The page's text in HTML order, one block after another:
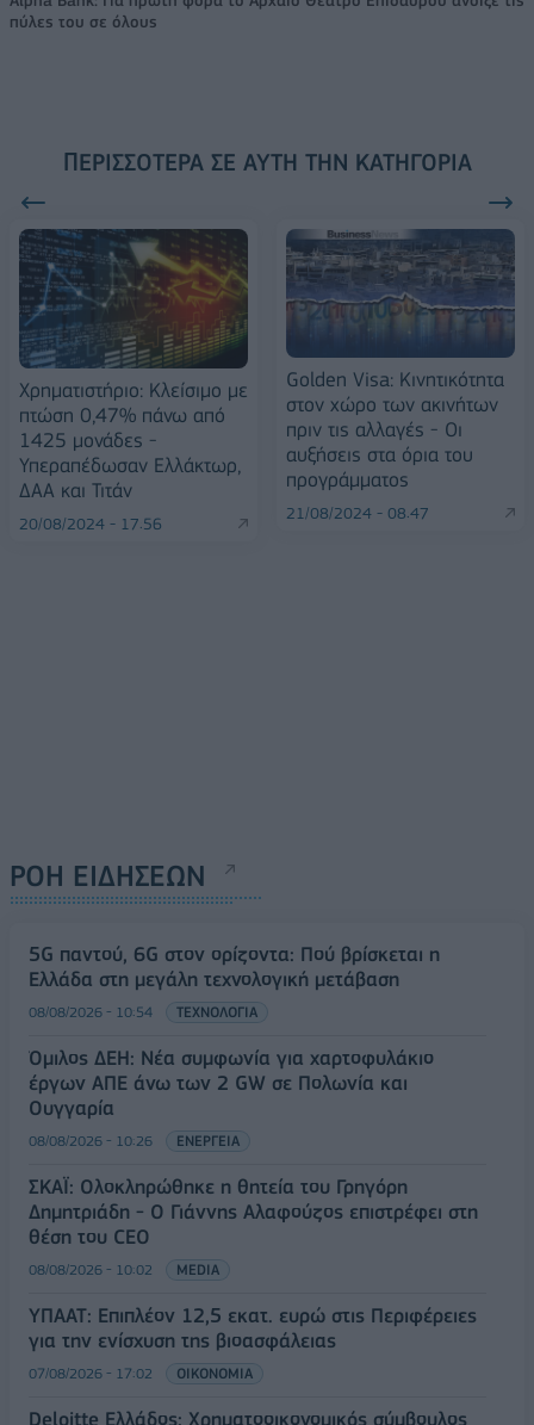
πύλες του σε όλους
ΠΕΡΙΣΣΌΤΕΡΑ ΣΕ ΑΥΤΉ ΤΗΝ ΚΑΤΗΓΟΡΊΑ
Χρηματιστήριο: Κλείσιμο με
πτώση 0,47% πάνω από
1425 μονάδες -
Υπεραπέδωσαν Ελλάκτωρ,
ΔΑΑ και Τιτάν
20/08/2024 - 17:56
Golden Visa: Κινητικότητα
στον χώρο των ακινήτων
πριν τις αλλαγές - Οι
αυξήσεις στα όρια του
προγράμματος
21/08/2024 - 08:47
ΡΟΗ ΕΙΔΗΣΕΩΝ
5G παντού, 6G στον ορίζοντα: Πού βρίσκεται η
Ελλάδα στη μεγάλη τεχνολογική μετάβαση
08/08/2026 - 10:54 ΤΕΧΝΟΛΟΓΙΑ
Όμιλος ΔΕΗ: Νέα συμφωνία για χαρτοφυλάκιο
έργων ΑΠΕ άνω των 2 GW σε Πολωνία και
Ουγγαρία
08/08/2026 - 10:26 ΕΝΕΡΓΕΙΑ
ΣΚΑΪ: Ολοκληρώθηκε η θητεία του Γρηγόρη
Δημητριάδη - Ο Γιάννης Αλαφούζος επιστρέφει στη
θέση του CEO
08/08/2026 - 10:02 MEDIA
ΥΠΑΑΤ: Επιπλέον 12,5 εκατ. ευρώ στις Περιφέρειες
για την ενίσχυση της βιοασφάλειας
07/08/2026 - 17:02 ΟΙΚΟΝΟΜΙΑ
Deloitte Ελλάδος: Χρηματοοικονομικός σύμβουλος